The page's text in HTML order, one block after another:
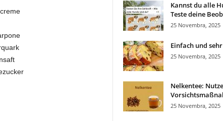
Kannst du alle
Teste deine
25 Novembra, 2025
Einfach und
25 Novembra, 2025
Nelkentee:
25 Novembra, 2025